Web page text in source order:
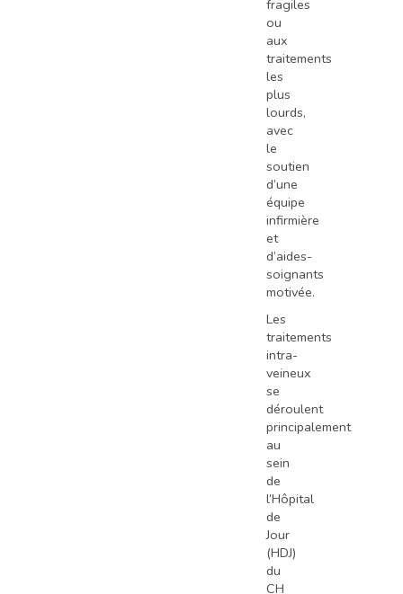
fragiles
ou
aux
traitements
les
plus
lourds,
avec
le
soutien
d’une
équipe
infirmière
et
d’aides-
soignants
motivée.
Les
traitements
intra-
veineux
se
déroulent
principalement
au
sein
de
l’Hôpital
de
Jour
(HDJ)
du
CH